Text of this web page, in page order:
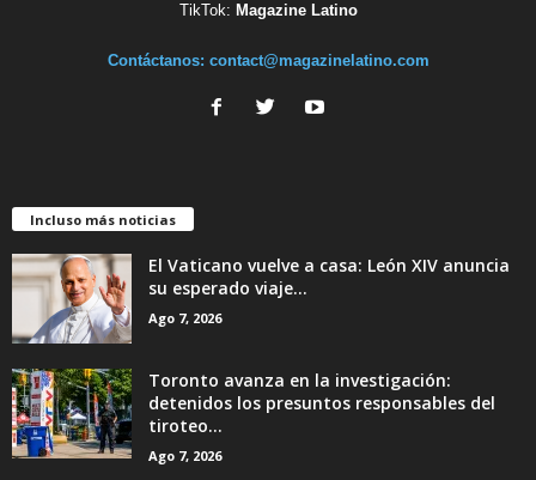
TikTok: Magazine Latino
Contáctanos: contact@magazinelatino.com
Incluso más noticias
El Vaticano vuelve a casa: León XIV anuncia
su esperado viaje...
Ago 7, 2026
Toronto avanza en la investigación:
detenidos los presuntos responsables del
tiroteo...
Ago 7, 2026